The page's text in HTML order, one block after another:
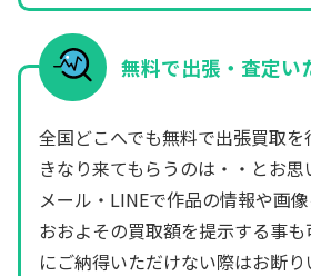
無料で出張・査定い
全国どこへでも無料で出張買取を
きなり来てもらうのは・・とお思
メール・LINEで作品の情報や画像
おおよその買取額を提示する事
にご納得いただけない際はお断